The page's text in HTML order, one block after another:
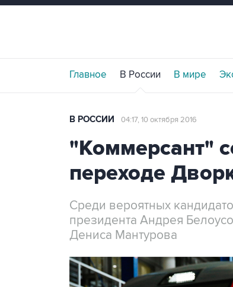
Главное В России В мире
В РОССИИ 04:17, 10 октября 2016
"Коммерсант"
переходе
Среди вероятных
президента Андрея
Дениса Мантурова